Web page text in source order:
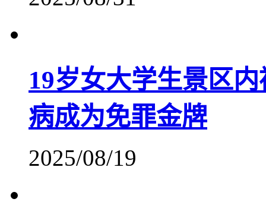
19岁女大学生景区
病成为免罪金牌
2025/08/19